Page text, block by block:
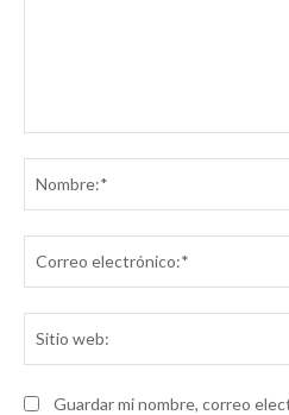
Guardar mi nombre, correo